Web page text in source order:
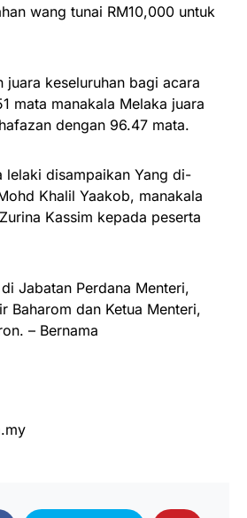
wang tunai RM10,000 untuk
juara keseluruhan bagi acara
mata manakala Melaka juara
dengan 96.47 mata.
lelaki disampaikan Yang di-
Khalil Yaakob, manakala
Kassim kepada peserta
Jabatan Perdana Menteri,
Baharom dan Ketua Menteri,
– Bernama